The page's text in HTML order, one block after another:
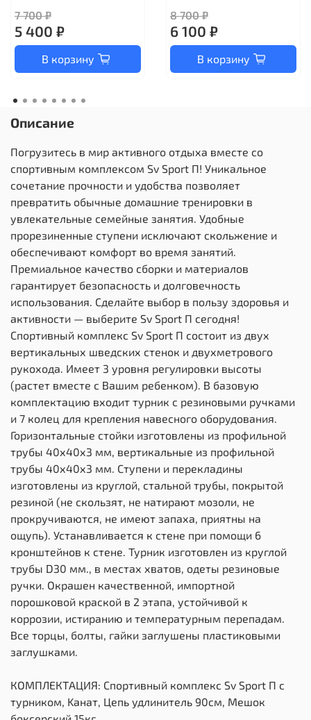
7 700 ₽
5 400 ₽
В корзину
8 700 ₽
6 100 ₽
В корзину
Описание
Погрузитесь в мир активного отдыха вместе со
спортивным комплексом Sv Sport П! Уникальное
сочетание прочности и удобства позволяет
превратить обычные домашние тренировки в
увлекательные семейные занятия. Удобные
прорезиненные ступени исключают скольжение и
обеспечивают комфорт во время занятий.
Премиальное качество сборки и материалов
гарантирует безопасность и долговечность
использования. Сделайте выбор в пользу здоровья и
активности — выберите Sv Sport П сегодня!
Спортивный комплекс Sv Sport П состоит из двух
вертикальных шведских стенок и двухметрового
рукохода. Имеет 3 уровня регулировки высоты
(растет вместе с Вашим ребенком). В базовую
комплектацию входит турник с резиновыми ручками
и 7 колец для крепления навесного оборудования.
Горизонтальные стойки изготовлены из профильной
трубы 40х40х3 мм, вертикальные из профильной
трубы 40х40х3 мм. Ступени и перекладины
изготовлены из круглой, стальной трубы, покрытой
резиной (не скользят, не натирают мозоли, не
прокручиваются, не имеют запаха, приятны на
ощупь). Устанавливается к стене при помощи 6
кронштейнов к стене. Турник изготовлен из круглой
трубы D30 мм., в местах хватов, одеты резиновые
ручки. Окрашен качественной, импортной
порошковой краской в 2 этапа, устойчивой к
коррозии, истиранию и температурным перепадам.
Все торцы, болты, гайки заглушены пластиковыми
заглушками.
КОМПЛЕКТАЦИЯ: Спортивный комплекс Sv Sport П с
турником, Kанат, Цепь удлинитель 90см, Мешок